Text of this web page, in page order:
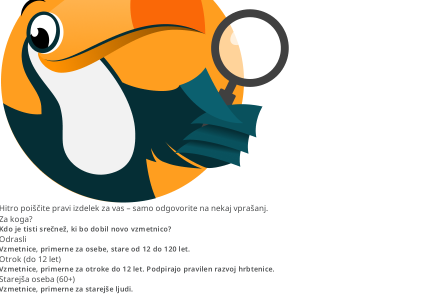
Hitro poiščite pravi izdelek za vas – samo odgovorite na nekaj vprašanj.
koga?
Kdo je tisti srečnež, ki bo dobil novo vzmetnico?
Odrasli
primerne za osebe, stare od 12 do 120 let.
Otrok (do 12 let)
primerne za otroke do 12 let. Podpirajo pravilen razvoj hrbtenice.
oseba (60+)
primerne za starejše ljudi.